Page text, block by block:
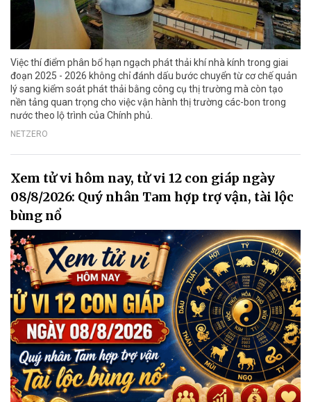
Việc thí điểm phân bổ hạn ngạch phát thải khí nhà kính trong giai
đoạn 2025 - 2026 không chỉ đánh dấu bước chuyển từ cơ chế quản
lý sang kiểm soát phát thải bằng công cụ thị trường mà còn tạo
nền tảng quan trọng cho việc vận hành thị trường các-bon trong
nước theo lộ trình của Chính phủ.
NETZERO
Xem tử vi hôm nay, tử vi 12 con giáp ngày
08/8/2026: Quý nhân Tam hợp trợ vận, tài lộc
bùng nổ